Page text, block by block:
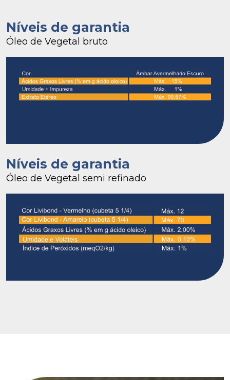
Níveis de garantia
Óleo de Vegetal bruto
Níveis de garantia
Óleo de Vegetal semi refinado